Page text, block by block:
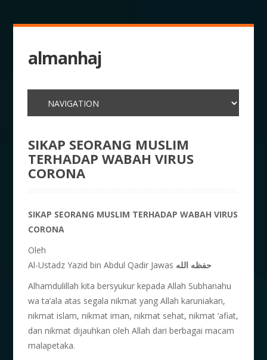
almanhaj
SIKAP SEORANG MUSLIM
TERHADAP WABAH VIRUS
CORONA
SIKAP SEORANG MUSLIM TERHADAP WABAH VIRUS
CORONA
Oleh
Al-Ustadz Yazid bin Abdul Qadir Jawas حفظه الله
Alhamdulillah kita bersyukur kepada Allah Subhanahu
wa ta’ala atas segala nikmat yang Allah karuniakan,
nikmat islam, nikmat iman, nikmat sehat, nikmat ‘afiat,
dan nikmat dijauhkan oleh Allah dari berbagai macam
malapetaka.